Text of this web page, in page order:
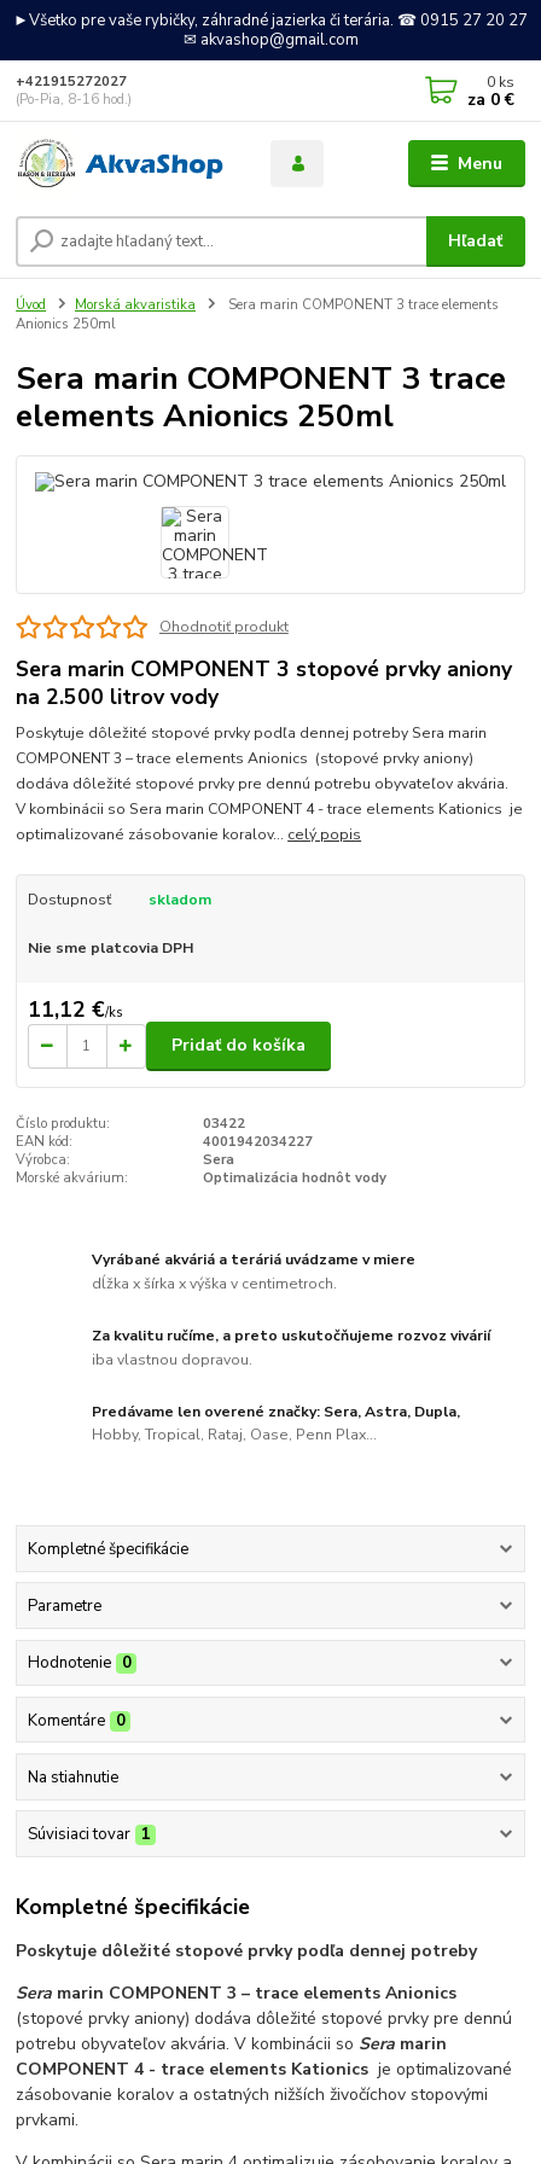
►Všetko pre vaše rybičky, záhradné jazierka či terária. ☎ 0915 27 20 27
✉ akvashop@gmail.com
Menu
Hľadať
+421915272027
(Po-Pia, 8-16 hod.)
0 ks
za 0 €
Úvod Morská akvaristika
Sera marin COMPONENT 3 trace elements
Anionics 250ml
Sera marin COMPONENT 3 trace
elements Anionics 250ml
Ohodnotiť produkt
Sera marin COMPONENT 3 stopové prvky aniony
na 2.500 litrov vody
Poskytuje dôležité stopové prvky podľa dennej potreby Sera marin
COMPONENT 3 – trace elements Anionics (stopové prvky aniony)
dodáva dôležité stopové prvky pre dennú potrebu obyvateľov akvária.
V kombinácii so Sera marin COMPONENT 4 - trace elements Kationics je
optimalizované zásobovanie koralov... celý popis
Dostupnosť skladom
Nie sme platcovia DPH
11,12 €/ks
Pridať do košíka
Číslo produktu:
03422
EAN kód:
4001942034227
Výrobca:
Sera
Morské akvárium:
Optimalizácia hodnôt vody
Vyrábané akváriá a teráriá uvádzame v miere
dĺžka x šírka x výška v centimetroch.
Za kvalitu ručíme, a preto uskutočňujeme rozvoz vivárií
iba vlastnou dopravou.
Predávame len overené značky: Sera, Astra, Dupla,
Hobby, Tropical, Rataj, Oase, Penn Plax...
Kompletné špecifikácie
Parametre
Hodnotenie 0
Komentáre 0
Na stiahnutie
Súvisiaci tovar 1
Kompletné špecifikácie
Poskytuje dôležité stopové prvky podľa dennej potreby
Sera marin COMPONENT 3 – trace elements Anionics
(stopové prvky aniony) dodáva dôležité stopové prvky pre dennú
potrebu obyvateľov akvária. V kombinácii so Sera marin
COMPONENT 4 - trace elements Kationicsje optimalizované
zásobovanie koralov a ostatných nižších živočíchov stopovými
prvkami.